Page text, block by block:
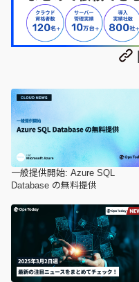
一般提供開始: Azure SQL
Database の無料提供